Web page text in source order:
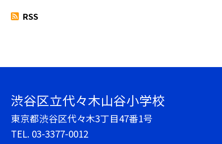
RSS
渋谷区立代々木山谷小学校
東京都渋谷区代々木3丁目47番1号
TEL. 03-3377-0012